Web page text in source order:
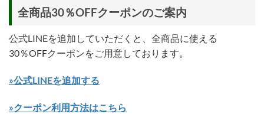
全商品30％OFFクーポンのご案内
公式LINEを追加していただくと、全商品に使える
30％OFFクーポンをご用意しております。
»公式LINEを追加する
»クーポン利用方法はこちら